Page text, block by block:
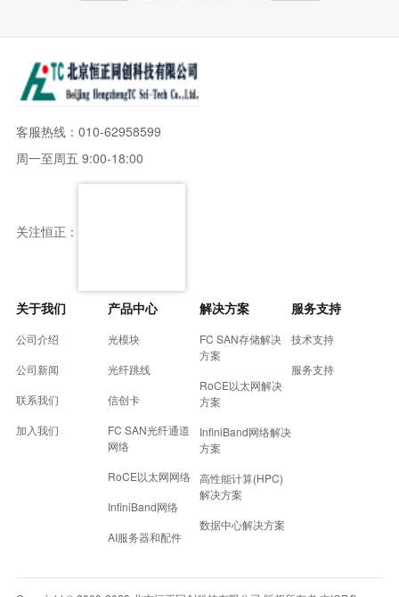
客服热线：010-62958599
周一至周五 9:00-18:00
关注恒正：
关于我们
公司介绍
公司新闻
联系我们
加入我们
产品中心
光模块
光纤跳线
信创卡
FC SAN光纤通道
网络
RoCE以太网网络
InfiniBand网络
AI服务器和配件
解决方案
FC SAN存储解决
方案
RoCE以太网解决
方案
InfiniBand网络解决
方案
高性能计算(HPC)
解决方案
数据中心解决方案
服务支持
技术支持
服务支持